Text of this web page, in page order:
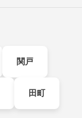
関戸
田町